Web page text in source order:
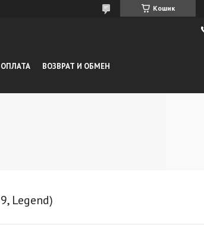
Кошик
ВОЗВРАТ И ОБМЕН
Legend)